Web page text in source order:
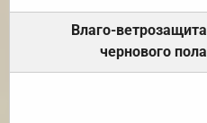
Влаго-ветрозащита
чернового пола